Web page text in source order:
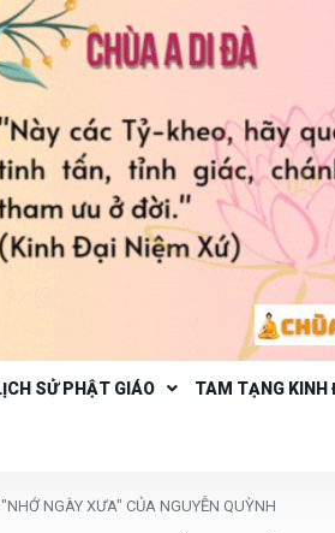
SỬ PHẬT GIÁO TAM TẠNG KINH
NGÀY XƯA" CỦA NGUYỄN QUỲNH